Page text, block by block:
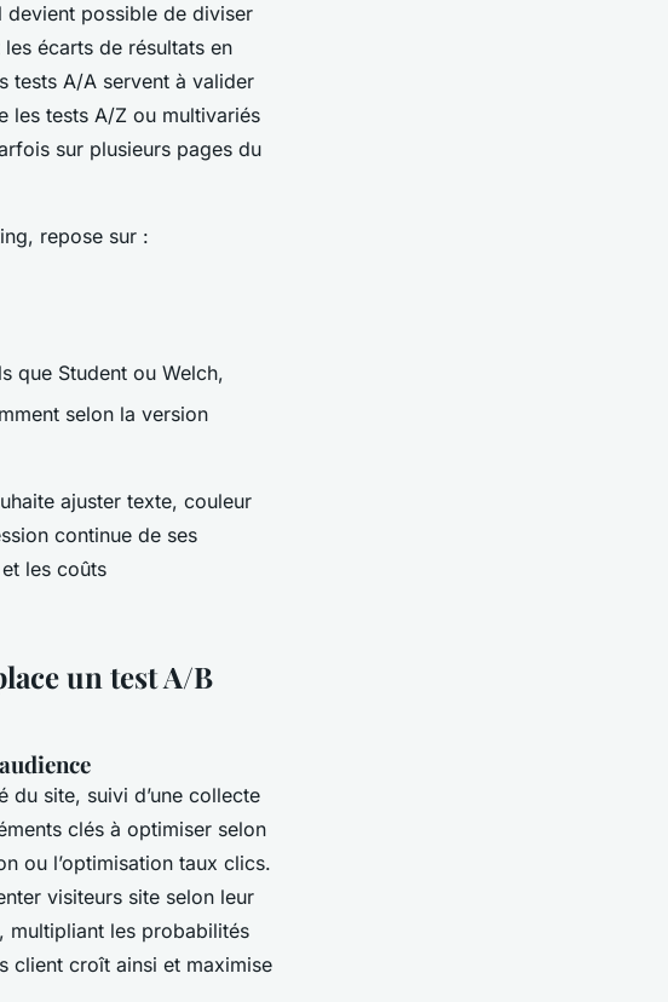
devient possible de diviser
écarts de résultats en
tests A/A servent à valider
les tests A/Z ou multivariés
sur plusieurs pages du
repose sur :
que Student ou Welch,
selon la version
ajuster texte, couleur
continue de ses
les coûts
un test A/B
site, suivi d’une collecte
clés à optimiser selon
ou l’optimisation taux clics.
visiteurs site selon leur
multipliant les probabilités
client croît ainsi et maximise